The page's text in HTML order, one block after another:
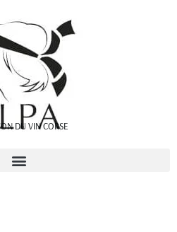
DU VIN CORSE